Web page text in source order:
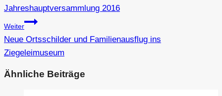
Jahreshauptversammlung 2016
Weiter
Neue Ortsschilder und Familienausflug ins
Ziegeleimuseum
Ähnliche Beiträge